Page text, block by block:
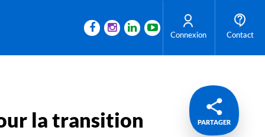
Connexion Contact
PARTAGER
la transition